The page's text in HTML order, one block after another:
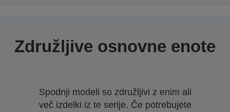
Združljive osnovne enote
Spodnji modeli so združljivi z enim ali
več izdelki iz te serije. Če potrebujete